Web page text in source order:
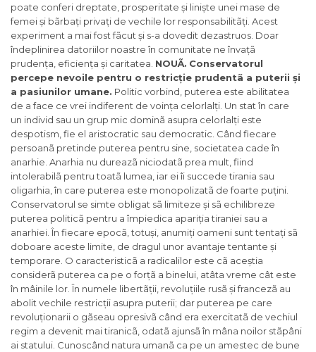
poate conferi dreptate, prosperitate și liniște unei mase de
femei și bãrbați privați de vechile lor responsabilitãți. Acest
experiment a mai fost fãcut și s-a dovedit dezastruos. Doar
îndeplinirea datoriilor noastre în comunitate ne învațã
prudența, eficiența și caritatea. NOUÃ. Conservatorul
percepe nevoile pentru o restricție prudentã a puterii și
a pasiunilor umane. Politic vorbind, puterea este abilitatea
de a face ce vrei indiferent de voința celorlalți. Un stat în care
un individ sau un grup mic dominã asupra celorlalți este
despotism, fie el aristocratic sau democratic. Când fiecare
persoanã pretinde puterea pentru sine, societatea cade în
anarhie. Anarhia nu dureazã niciodatã prea mult, fiind
intolerabilã pentru toatã lumea, iar ei îi succede tirania sau
oligarhia, în care puterea este monopolizatã de foarte puțini.
Conservatorul se simte obligat sã limiteze și sã echilibreze
puterea politicã pentru a împiedica apariția tiraniei sau a
anarhiei. În fiecare epocã, totuși, anumiți oameni sunt tentați sã
doboare aceste limite, de dragul unor avantaje tentante și
temporare. O caracteristicã a radicalilor este cã aceștia
considerã puterea ca pe o forțã a binelui, atâta vreme cât este
în mâinile lor. În numele libertãții, revoluțiile rusã și francezã au
abolit vechile restricții asupra puterii; dar puterea pe care
revoluționarii o gãseau opresivã când era exercitatã de vechiul
regim a devenit mai tiranicã, odatã ajunsã în mâna noilor stãpâni
ai statului. Cunoscând natura umanã ca pe un amestec de bune